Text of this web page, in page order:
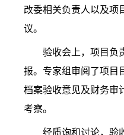
改委相关负责人以及项
议。
验收会上，项目负
报。专家组审阅了项目
档案验收意见及财务审
考察。
经质询和讨论，验